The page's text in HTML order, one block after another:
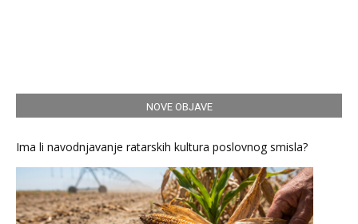
NOVE OBJAVE
Ima li navodnjavanje ratarskih kultura poslovnog smisla?